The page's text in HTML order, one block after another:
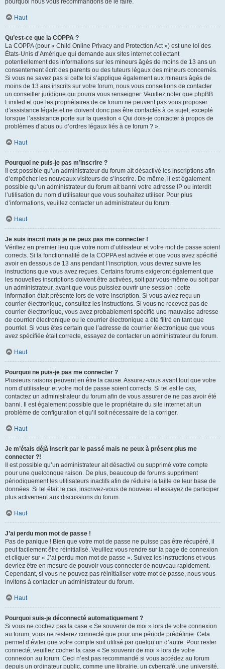
pourquoi nous vous recommandons de le faire.
Haut
Qu’est-ce que la COPPA ?
La COPPA (pour « Child Online Privacy and Protection Act ») est une loi des
États-Unis d’Amérique qui demande aux sites internet collectant
potentiellement des informations sur les mineurs âgés de moins de 13 ans un
consentement écrit des parents ou des tuteurs légaux des mineurs concernés.
Si vous ne savez pas si cette loi s’applique également aux mineurs âgés de
moins de 13 ans inscrits sur votre forum, nous vous conseillons de contacter
un conseiller juridique qui pourra vous renseigner. Veuillez noter que phpBB
Limited et que les propriétaires de ce forum ne peuvent pas vous proposer
d’assistance légale et ne doivent donc pas être contactés à ce sujet, excepté
lorsque l’assistance porte sur la question « Qui dois-je contacter à propos de
problèmes d’abus ou d’ordres légaux liés à ce forum ? ».
Haut
Pourquoi ne puis-je pas m’inscrire ?
Il est possible qu’un administrateur du forum ait désactivé les inscriptions afin
d’empêcher les nouveaux visiteurs de s’inscrire. De même, il est également
possible qu’un administrateur du forum ait banni votre adresse IP ou interdit
l’utilisation du nom d’utilisateur que vous souhaitez utiliser. Pour plus
d’informations, veuillez contacter un administrateur du forum.
Haut
Je suis inscrit mais je ne peux pas me connecter !
Vérifiez en premier lieu que votre nom d’utilisateur et votre mot de passe soient
corrects. Si la fonctionnalité de la COPPA est activée et que vous avez spécifié
avoir en dessous de 13 ans pendant l’inscription, vous devrez suivre les
instructions que vous avez reçues. Certains forums exigeront également que
les nouvelles inscriptions doivent être activées, soit par vous-même ou soit par
un administrateur, avant que vous puissiez ouvrir une session ; cette
information était présente lors de votre inscription. Si vous aviez reçu un
courrier électronique, consultez les instructions. Si vous ne recevez pas de
courrier électronique, vous avez probablement spécifié une mauvaise adresse
de courrier électronique ou le courrier électronique a été filtré en tant que
pourriel. Si vous êtes certain que l’adresse de courrier électronique que vous
avez spécifiée était correcte, essayez de contacter un administrateur du forum.
Haut
Pourquoi ne puis-je pas me connecter ?
Plusieurs raisons peuvent en être la cause. Assurez-vous avant tout que votre
nom d’utilisateur et votre mot de passe soient corrects. Si tel est le cas,
contactez un administrateur du forum afin de vous assurer de ne pas avoir été
banni. Il est également possible que le propriétaire du site internet ait un
problème de configuration et qu’il soit nécessaire de la corriger.
Haut
Je m’étais déjà inscrit par le passé mais ne peux à présent plus me
connecter ?!
Il est possible qu’un administrateur ait désactivé ou supprimé votre compte
pour une quelconque raison. De plus, beaucoup de forums suppriment
périodiquement les utilisateurs inactifs afin de réduire la taille de leur base de
données. Si tel était le cas, inscrivez-vous de nouveau et essayez de participer
plus activement aux discussions du forum.
Haut
J’ai perdu mon mot de passe !
Pas de panique ! Bien que votre mot de passe ne puisse pas être récupéré, il
peut facilement être réinitialisé. Veuillez vous rendre sur la page de connexion
et cliquer sur « J’ai perdu mon mot de passe ». Suivez les instructions et vous
devriez être en mesure de pouvoir vous connecter de nouveau rapidement.
Cependant, si vous ne pouvez pas réinitialiser votre mot de passe, nous vous
invitons à contacter un administrateur du forum.
Haut
Pourquoi suis-je déconnecté automatiquement ?
Si vous ne cochez pas la case « Se souvenir de moi » lors de votre connexion
au forum, vous ne resterez connecté que pour une période prédéfinie. Cela
permet d’éviter que votre compte soit utilisé par quelqu’un d’autre. Pour rester
connecté, veuillez cocher la case « Se souvenir de moi » lors de votre
connexion au forum. Ceci n’est pas recommandé si vous accédez au forum
depuis un ordinateur public, comme une librairie, un cybercafé, une université,